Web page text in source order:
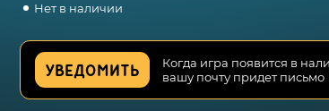
Нет в наличии
УВЕДОМИТЬ
Когда игра появится в
вашу почту придет письмо